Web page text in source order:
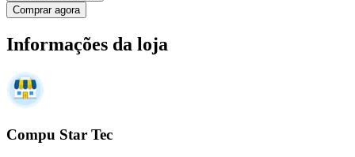
Comprar agora
Informações da loja
Compu Star Tec